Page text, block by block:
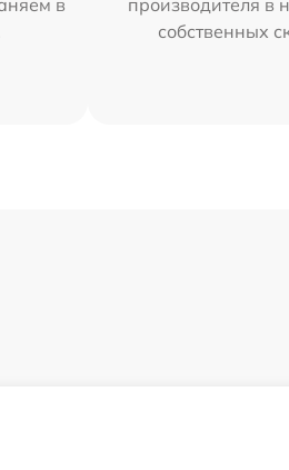
в
производителя в
собственных